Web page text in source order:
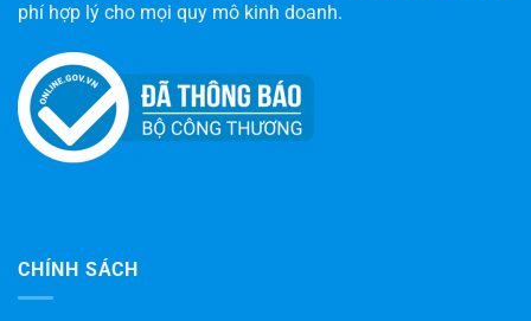
phí hợp lý cho mọi quy mô kinh doanh.
CHÍNH SÁCH